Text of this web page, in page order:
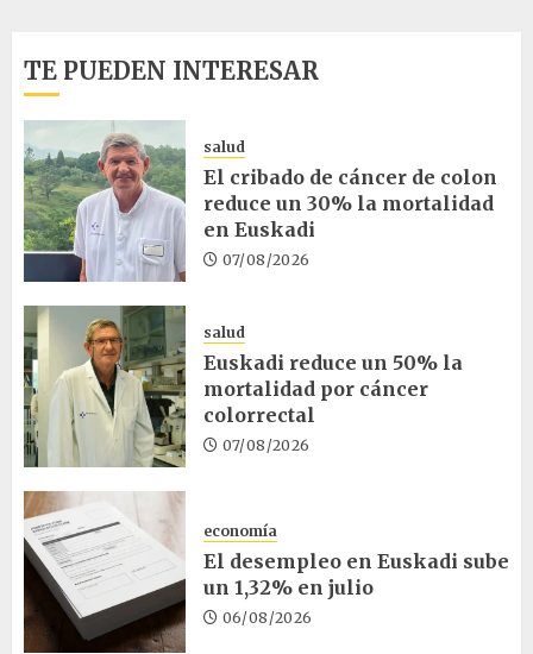
TE PUEDEN INTERESAR
salud
El cribado de cáncer de colon
reduce un 30% la mortalidad
en Euskadi
07/08/2026
salud
Euskadi reduce un 50% la
mortalidad por cáncer
colorrectal
07/08/2026
economía
El desempleo en Euskadi sube
un 1,32% en julio
06/08/2026